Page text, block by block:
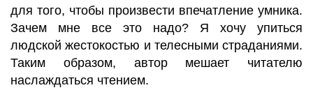
для того, чтобы произвести впечатление умника.
Зачем мне все это надо? Я хочу упиться
людской жестокостью и телесными страданиями.
Таким образом, автор мешает читателю
наслаждаться чтением.